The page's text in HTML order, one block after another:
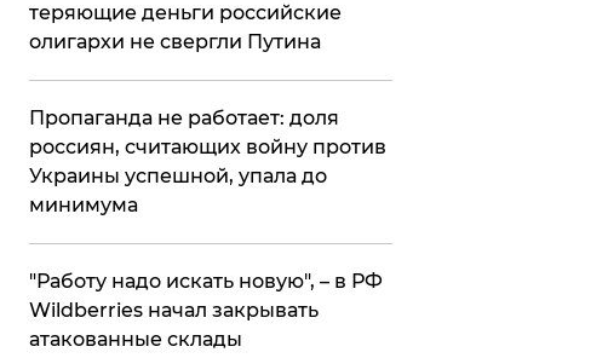
теряющие деньги российские
олигархи не свергли Путина
​Пропаганда не работает: доля
россиян, считающих войну против
Украины успешной, упала до
минимума
"Работу надо искать новую", – в РФ
Wildberries начал закрывать
атакованные склады